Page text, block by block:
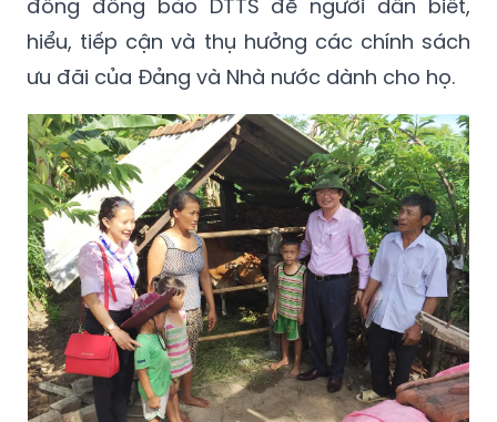
đông đồng bào DTTS để người dân biết,
hiểu, tiếp cận và thụ hưởng các chính sách
ưu đãi của Đảng và Nhà nước dành cho họ.